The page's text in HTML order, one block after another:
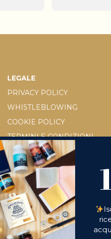
LEGALE
PRIVACY POLICY
WHISTLEBLOWING
COOKIE POLICY
TERMINI E CONDIZIONI
D.LGS 231/2001
RICHIESTA DI RESO